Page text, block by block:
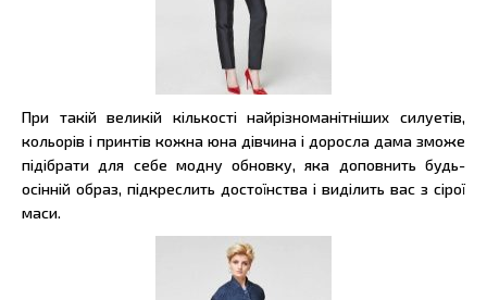
При такій великій кількості найрізноманітніших силуетів,
кольорів і принтів кожна юна дівчина і доросла дама зможе
підібрати для себе модну обновку, яка доповнить будь-
осінній образ, підкреслить достоїнства і виділить вас з сірої
маси.